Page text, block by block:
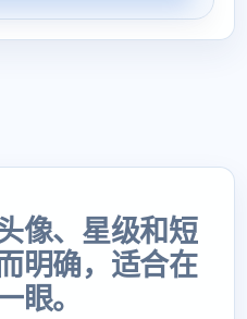
像、星级和短
明确，适合在
眼。